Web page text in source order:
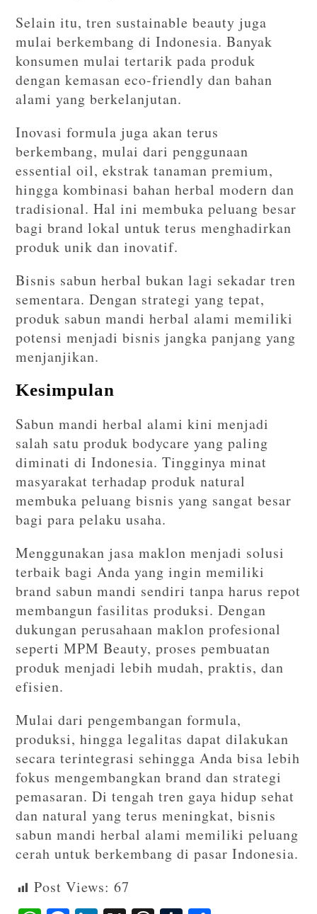
Selain itu, tren sustainable beauty juga
mulai berkembang di Indonesia. Banyak
konsumen mulai tertarik pada produk
dengan kemasan eco-friendly dan bahan
alami yang berkelanjutan.
Inovasi formula juga akan terus
berkembang, mulai dari penggunaan
essential oil, ekstrak tanaman premium,
hingga kombinasi bahan herbal modern dan
tradisional. Hal ini membuka peluang besar
bagi brand lokal untuk terus menghadirkan
produk unik dan inovatif.
Bisnis sabun herbal bukan lagi sekadar tren
sementara. Dengan strategi yang tepat,
produk sabun mandi herbal alami memiliki
potensi menjadi bisnis jangka panjang yang
menjanjikan.
Kesimpulan
Sabun mandi herbal alami kini menjadi
salah satu produk bodycare yang paling
diminati di Indonesia. Tingginya minat
masyarakat terhadap produk natural
membuka peluang bisnis yang sangat besar
bagi para pelaku usaha.
Menggunakan jasa maklon menjadi solusi
terbaik bagi Anda yang ingin memiliki
brand sabun mandi sendiri tanpa harus repot
membangun fasilitas produksi. Dengan
dukungan perusahaan maklon profesional
seperti MPM Beauty, proses pembuatan
produk menjadi lebih mudah, praktis, dan
efisien.
Mulai dari pengembangan formula,
produksi, hingga legalitas dapat dilakukan
secara terintegrasi sehingga Anda bisa lebih
fokus mengembangkan brand dan strategi
pemasaran. Di tengah tren gaya hidup sehat
dan natural yang terus meningkat, bisnis
sabun mandi herbal alami memiliki peluang
cerah untuk berkembang di pasar Indonesia.
Post Views: 67